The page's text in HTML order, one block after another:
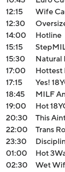
12:15
Wife
12:30
14:00
Hotline
15:15
15:30
Natural
17:00
Hottest
17:15
Yes!
18:45
MILF
19:00
Hot
20:30
This
22:00
Trans
23:30
01:00
Hot
02:30
Wet